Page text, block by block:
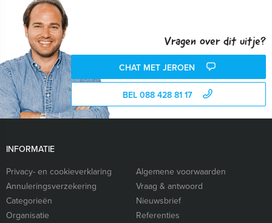
Vragen over dit uitje?
CHAT MET JEROEN
BEL 088 428 81 17
INFORMATIE
Privacy- en cookieverklaring
Algemene voorwaarden
Annuleringsverzekering
Vraag & antwoord
Categorieën
Nieuwsbrief
Organisatie
Referenties